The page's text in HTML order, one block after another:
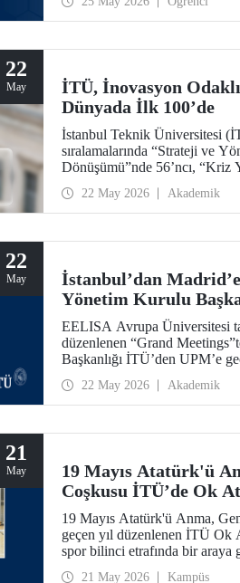
22
May
İTÜ, İnovasyon
Dünyada İlk 100’de
İstanbul Teknik Üniversitesi
sıralamalarında “Strateji ve
Dönüşümü”nde 56’ncı, “Kriz
22 May 2026 Akademik
22
May
İstanbul’dan
Yönetim Kurulu
EELISA Avrupa Üniversitesi
düzenlenen “Grand
Başkanlığı İTÜ’den UPM’e
García Suárez’e düzenlenen
22 May 2026 Akademik
21
May
19 Mayıs Atatürk'ü
Coşkusu İTÜ’de Ok
19 Mayıs Atatürk'ü Anma,
geçen yıl düzenlenen İTÜ Ok
spor bilinci etrafında bir araya
21 May 2026 Kampüs